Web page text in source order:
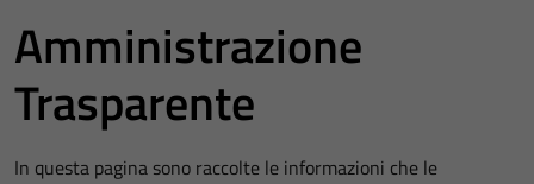
Amministrazione
Trasparente
In questa pagina sono raccolte le informazioni che le